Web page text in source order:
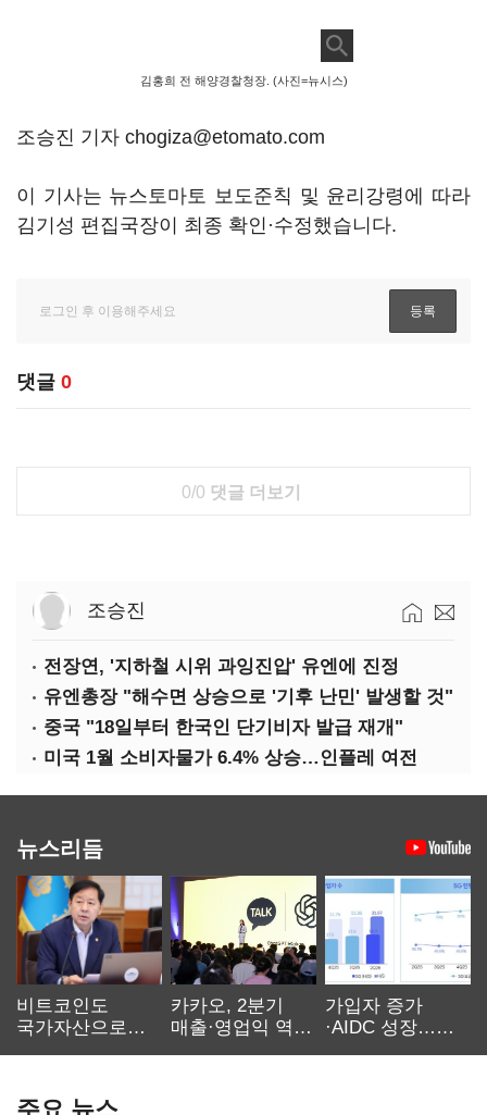
김홍희 전 해양경찰청장. (사진=뉴시스)
조승진 기자 chogiza@etomato.com
이 기사는 뉴스토마토 보도준칙 및 윤리강령에 따라
김기성 편집국장이 최종 확인·수정했습니다.
댓글 0
0/0 댓글 더보기
조승진
전장연, '지하철 시위 과잉진압' 유엔에 진정
유엔총장 "해수면 상승으로 '기후 난민' 발생할 것"
중국 "18일부터 한국인 단기비자 발급 재개"
미국 1월 소비자물가 6.4% 상승…인플레 여전
뉴스리듬
비트코인도
국가자산으로…'
카카오, 2분기
매출·영업익 역대
가입자 증가
·AIDC 성장…
주요 뉴스